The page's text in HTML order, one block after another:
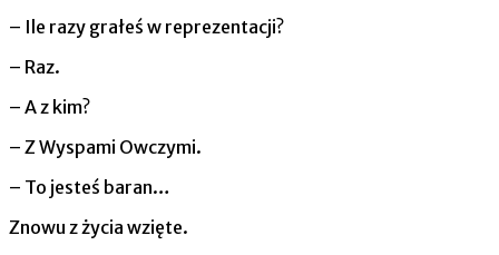
– Ile razy grałeś w reprezentacji?
– Raz.
– A z kim?
– Z Wyspami Owczymi.
– To jesteś baran…
Znowu z życia wzięte.